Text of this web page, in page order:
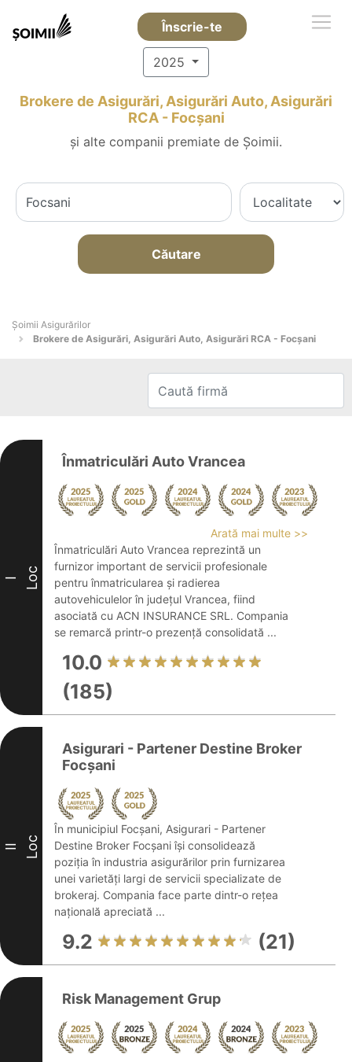
Înscrie-te
2025
Brokere de Asigurări, Asigurări Auto, Asigurări
RCA - Focşani
și alte companii premiate de Șoimii.
Căutare
Șoimii Asigurărilor
Brokere de Asigurări, Asigurări Auto, Asigurări RCA - Focşani
I Loc
Înmatriculări Auto Vrancea
Arată mai multe >>
Înmatriculări Auto Vrancea reprezintă un
furnizor important de servicii profesionale
pentru înmatricularea și radierea
autovehiculelor în județul Vrancea, fiind
asociată cu ACN INSURANCE SRL. Compania
se remarcă printr-o prezență consolidată ...
10.0
(185)
II Loc
Asigurari - Partener Destine Broker
Focșani
În municipiul Focșani, Asigurari - Partener
Destine Broker Focșani își consolidează
poziția în industria asigurărilor prin furnizarea
unei varietăți largi de servicii specializate de
brokeraj. Compania face parte dintr-o rețea
națională apreciată ...
9.2 (21)
Risk Management Grup